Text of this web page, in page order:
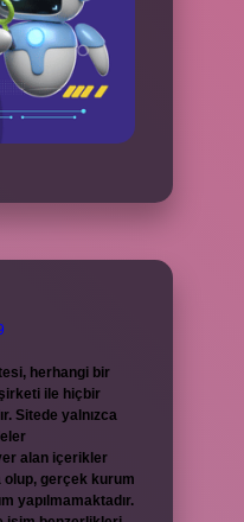
herhangi bir
ile hiçbir
Sitede yalnızca
alan içerikler
olup, gerçek kurum
yapılmamaktadır.